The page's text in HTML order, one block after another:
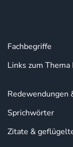
Fachbegriffe
Links zum
Redewendungen
Sprichwörter
Zitate &